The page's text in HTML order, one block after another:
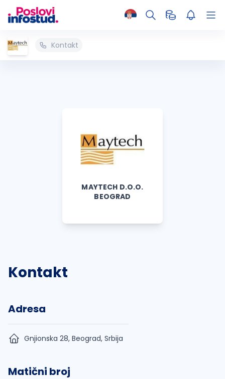
Kontakt
MAYTECH D.O.O.
BEOGRAD
Kontakt
Adresa
Gnjionska 28, Beograd, Srbija
Matični broj